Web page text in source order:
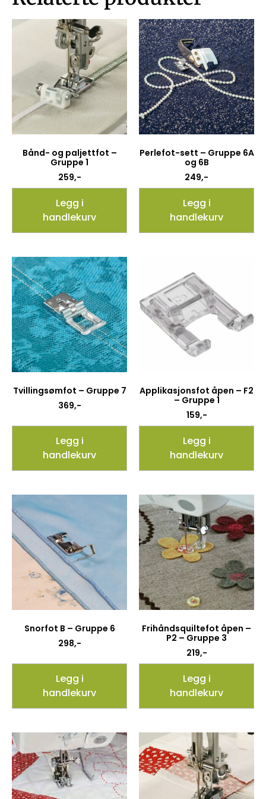
Bånd- og paljettfot –
Gruppe 1
259,-
Legg i
handlekurv
Perlefot-sett – Gruppe 6A
og 6B
249,-
Legg i
handlekurv
Tvillingsømfot – Gruppe 7
369,-
Legg i
handlekurv
Applikasjonsfot åpen – F2
– Gruppe 1
159,-
Legg i
handlekurv
Snorfot B – Gruppe 6
298,-
Legg i
handlekurv
Frihåndsquiltefot åpen –
P2 – Gruppe 3
219,-
Legg i
handlekurv